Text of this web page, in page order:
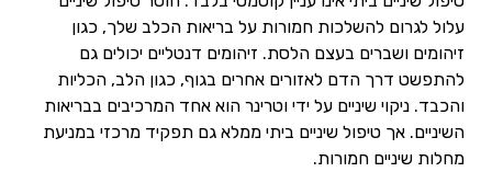
עלול לגרום להשלכות חמורות על בריאות הכלב שלך, כגון
זיהומים ושברים בעצם הלסת. זיהומים דנטליים יכולים גם
להתפשט דרך הדם לאזורים אחרים בגוף, כגון הלב, הכליות
והכבד. ניקוי שיניים על ידי וטרינר הוא אחד המרכיבים בבריאות
השיניים. אך טיפול שיניים ביתי ממלא גם תפקיד מרכזי במניעת
מחלות שיניים חמורות.